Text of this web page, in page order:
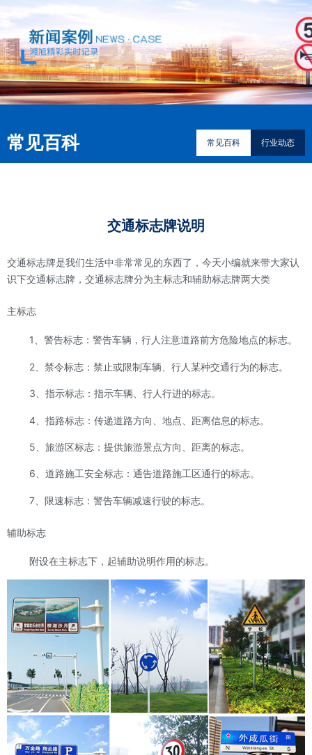
常见百科 常见百科 行业动态
交通标志牌说明
交通标志牌是我们生活中非常常见的东西了，今天小编就来带大家认
识下交通标志牌，交通标志牌分为主标志和辅助标志牌两大类
主标志
1、警告标志：警告车辆，行人注意道路前方危险地点的标志。
2、禁令标志：禁止或限制车辆、行人某种交通行为的标志。
3、指示标志：指示车辆、行人行进的标志。
4、指路标志：传递道路方向、地点、距离信息的标志。
5、旅游区标志：提供旅游景点方向、距离的标志。
6、道路施工安全标志：通告道路施工区通行的标志。
7、限速标志：警告车辆减速行驶的标志。
辅助标志
附设在主标志下，起辅助说明作用的标志。